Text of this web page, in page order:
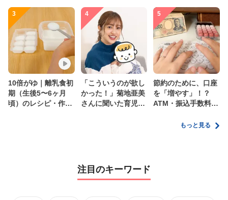
3
10倍がゆ｜離乳食初
期（生後5〜6ヶ月
頃）のレシピ・作り
4
「こういうのが欲し
かった！」菊地亜美
さんに聞いた育児
5
節約のために、口座
を「増やす」！？
ATM・振込手数料の
家計管理術もっと見る
注目のキーワード